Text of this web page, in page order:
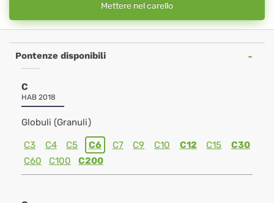
Mettere nel carello
Pontenze disponibili
C
HAB 2018
Globuli (Granuli)
C3 C4 C5 C6 C7 C9 C10 C12 C15
C30
C60
C100 C200